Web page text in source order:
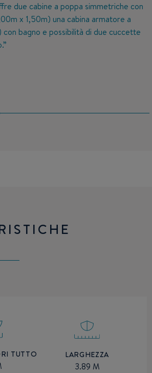
due cabine a poppa simmetriche con
x 1,50m) una cabina armatore a
con bagno e possibilità di due cuccette
TUTTO LARGHEZZA
3.89 M